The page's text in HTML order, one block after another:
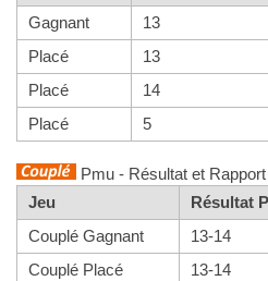
Gagnant
13
Placé
13
Placé
14
Placé
5
Pmu - Résultat et
Jeu
Résultat
Couplé Gagnant
13-14
Couplé Placé
13-14